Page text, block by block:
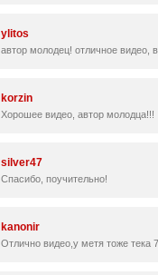
ylitos
автор молодец! отличное видео,
korzin
Хорошее видео, автор молодца!!!
silver47
Спасибо, поучительно!
kanonir
Отлично видео,у метя тоже тека